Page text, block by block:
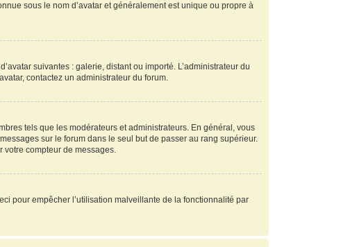
sous le nom d’avatar et généralement est unique ou propre à
suivantes : galerie, distant ou importé. L’administrateur du
contactez un administrateur du forum.
tels que les modérateurs et administrateurs. En général, vous
sur le forum dans le seul but de passer au rang supérieur.
votre compteur de messages.
pour empêcher l’utilisation malveillante de la fonctionnalité par